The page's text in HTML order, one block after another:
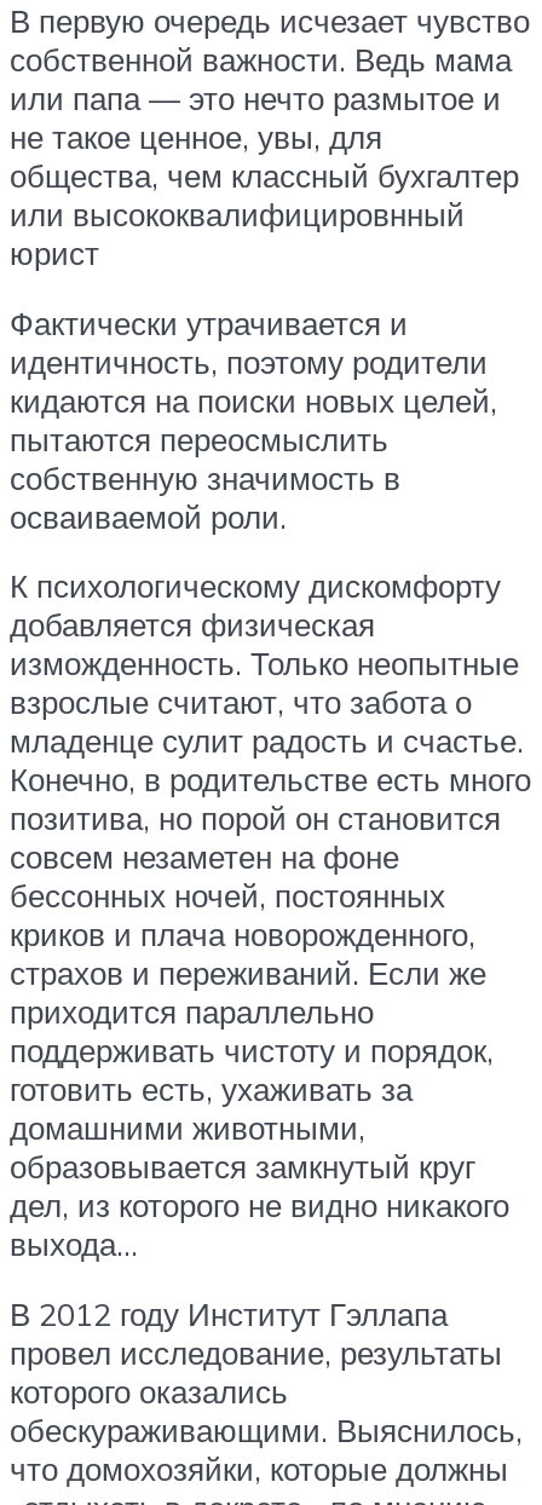
В первую очередь исчезает чувство
собственной важности. Ведь мама
или папа — это нечто размытое и
не такое ценное, увы, для
общества, чем классный бухгалтер
или высококвалифицировнный
юрист
Фактически утрачивается и
идентичность, поэтому родители
кидаются на поиски новых целей,
пытаются переосмыслить
собственную значимость в
осваиваемой роли.
К психологическому дискомфорту
добавляется физическая
изможденность. Только неопытные
взрослые считают, что забота о
младенце сулит радость и счастье.
Конечно, в родительстве есть много
позитива, но порой он становится
совсем незаметен на фоне
бессонных ночей, постоянных
криков и плача новорожденного,
страхов и переживаний. Если же
приходится параллельно
поддерживать чистоту и порядок,
готовить есть, ухаживать за
домашними животными,
образовывается замкнутый круг
дел, из которого не видно никакого
выхода…
В 2012 году Институт Гэллапа
провел исследование, результаты
которого оказались
обескураживающими. Выяснилось,
что домохозяйки, которые должны